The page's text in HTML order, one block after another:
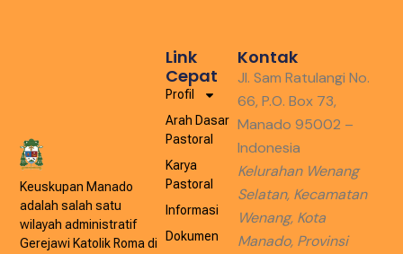
Keuskupan Manado
adalah salah satu
wilayah administratif
Gerejawi Katolik Roma di
Link
Cepat
Profil
Arah Dasar
Pastoral
Karya
Pastoral
Informasi
Dokumen
Kontak
Jl. Sam Ratulangi No.
66, P.O. Box 73,
Manado 95002 –
Indonesia
Kelurahan Wenang
Selatan, Kecamatan
Wenang, Kota
Manado, Provinsi